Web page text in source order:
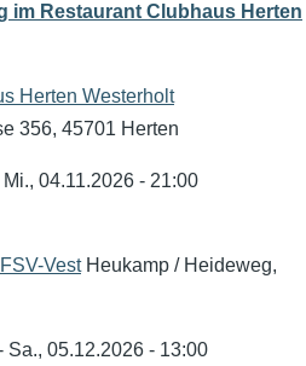
im Restaurant Clubhaus Herten
Herten Westerholt
356, 45701 Herten
Mi., 04.11.2026 - 21:00
VestHeukamp / Heideweg,
Sa., 05.12.2026 - 13:00